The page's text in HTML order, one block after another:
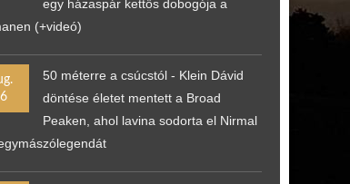
egy házaspár kettős dobogója a
(+videó)
50 méterre a csúcstól - Klein Dávid
döntése életet mentett a Broad
Peaken, ahol lavina sodorta el Nirmal